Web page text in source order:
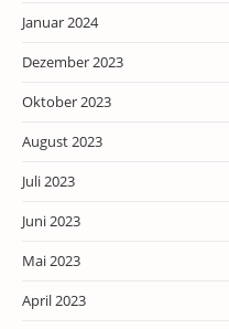
Januar 2024
Dezember 2023
Oktober 2023
August 2023
Juli 2023
Juni 2023
Mai 2023
April 2023